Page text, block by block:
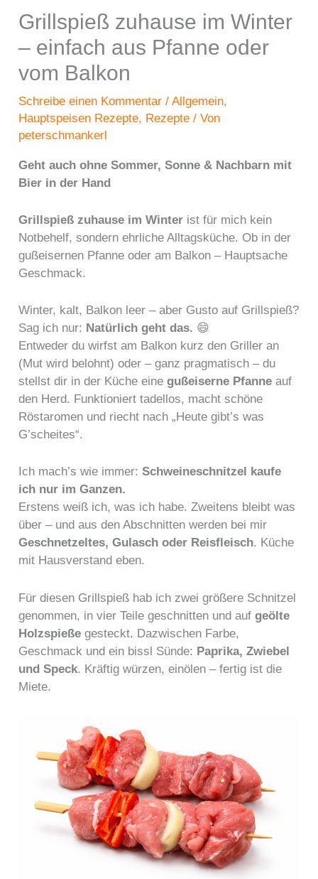
Grillspieß zuhause im Winter
– einfach aus Pfanne oder
vom Balkon
Schreibe einen Kommentar /Allgemein,
Hauptspeisen Rezepte, Rezepte / Von
peterschmankerl
Geht auch ohne Sommer, Sonne & Nachbarn mit
Bier in der Hand
Grillspieß zuhause im Winter ist für mich kein
Notbehelf, sondern ehrliche Alltagsküche. Ob in der
gußeisernen Pfanne oder am Balkon – Hauptsache
Geschmack.
Winter, kalt, Balkon leer – aber Gusto auf Grillspieß?
Sag ich nur: Natürlich geht das. 😄
Entweder du wirfst am Balkon kurz den Griller an
(Mut wird belohnt) oder – ganz pragmatisch – du
stellst dir in der Küche einegußeiserne Pfanne auf
den Herd. Funktioniert tadellos, macht schöne
Röstaromen und riecht nach „Heute gibt’s was
G’scheites“.
Ich mach’s wie immer:Schweineschnitzel kaufe
ich nur im Ganzen.
Erstens weiß ich, was ich habe. Zweitens bleibt was
über – und aus den Abschnitten werden bei mir
Geschnetzeltes, Gulasch oder Reisfleisch. Küche
mit Hausverstand eben.
Für diesen Grillspieß hab ich zwei größere Schnitzel
genommen, in vier Teile geschnitten und aufgeölte
Holzspieße gesteckt. Dazwischen Farbe,
Geschmack und ein bissl Sünde: Paprika, Zwiebel
und Speck. Kräftig würzen, einölen – fertig ist die
Miete.